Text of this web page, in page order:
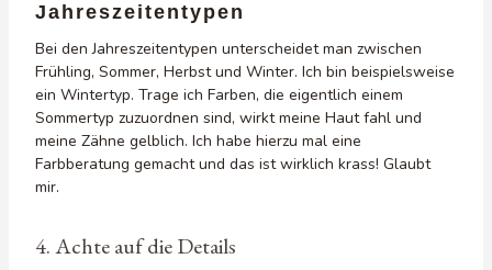
Jahreszeitentypen
Bei den Jahreszeitentypen unterscheidet man zwischen
Frühling, Sommer, Herbst und Winter. Ich bin beispielsweise
ein Wintertyp. Trage ich Farben, die eigentlich einem
Sommertyp zuzuordnen sind, wirkt meine Haut fahl und
meine Zähne gelblich. Ich habe hierzu mal eine
Farbberatung gemacht und das ist wirklich krass! Glaubt
mir.
4. Achte auf die Details